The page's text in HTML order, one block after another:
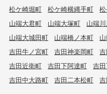
松ケ崎堀町
松ケ崎横縄手町
山端大君町
山端大塚町 山端
山端大城田町
山端橋ノ本町
吉田牛ノ宮町
吉田神楽岡町
吉田近衛町
吉田下阿達町 吉
吉田中大路町
吉田二本松町